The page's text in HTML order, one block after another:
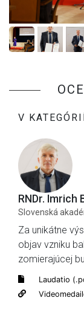
V
RNDr. Imrich
Slovenská
Za unikátne
objav vzniku
zomierajúcej
Laudatio